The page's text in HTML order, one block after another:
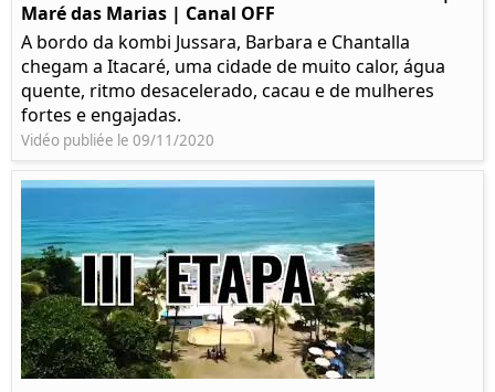
Maré das Marias | Canal OFF
A bordo da kombi Jussara, Barbara e Chantalla
chegam a Itacaré, uma cidade de muito calor, água
quente, ritmo desacelerado, cacau e de mulheres
fortes e engajadas.
Vidéo publiée le 09/11/2020